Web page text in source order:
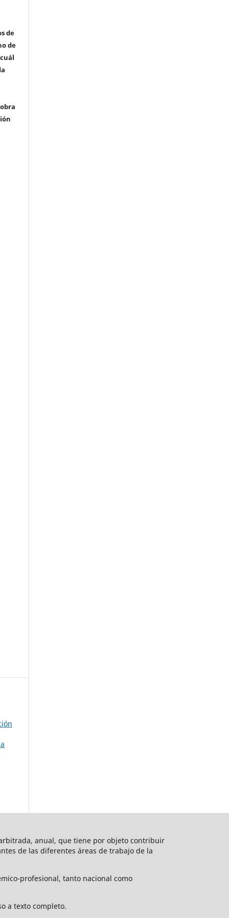
de
de
anual, que tiene por objeto contribuir
de las diferentes áreas de trabajo de la
profesional, tanto nacional como
a texto completo.